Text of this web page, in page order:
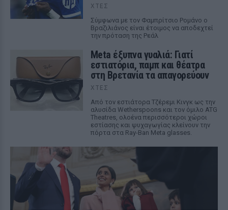
ΧΤΕΣ
Σύμφωνα με τον Φαμπρίτσιο Ρομάνο ο
Βραζιλιάνος είναι έτοιμος να αποδεχτεί
την πρόταση της Ρεάλ
Meta έξυπνα γυαλιά: Γιατί
εστιατόρια, παμπ και θέατρα
στη Βρετανία τα απαγορεύουν
ΧΤΕΣ
Από τον εστιάτορα Τζέρεμι Κινγκ ως την
αλυσίδα Wetherspoons και τον όμιλο ATG
Theatres, ολοένα περισσότεροι χώροι
εστίασης και ψυχαγωγίας κλείνουν την
πόρτα στα Ray-Ban Meta glasses.